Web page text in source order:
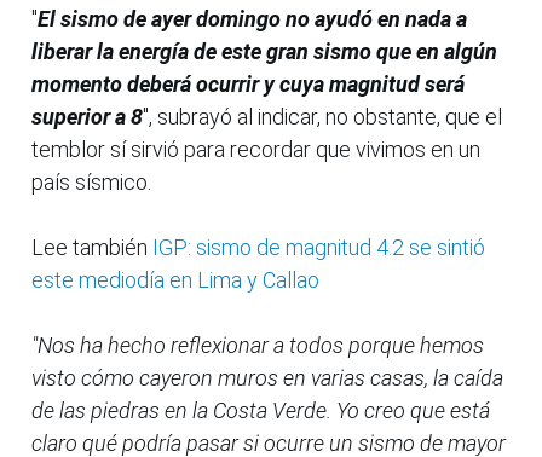
"El sismo de ayer domingo no ayudó en nada a
liberar la energía de este gran sismo que en algún
momento deberá ocurrir y cuya magnitud será
superior a 8", subrayó al indicar, no obstante, que el
temblor sí sirvió para recordar que vivimos en un
país sísmico.
Lee también IGP: sismo de magnitud 4.2 se sintió
este mediodía en Lima y Callao
"Nos ha hecho reflexionar a todos porque hemos
visto cómo cayeron muros en varias casas, la caída
de las piedras en la Costa Verde. Yo creo que está
claro qué podría pasar si ocurre un sismo de mayor